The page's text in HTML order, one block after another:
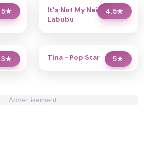
5★ 4.5★
It's Not My Neighbor:
Labubu
★
Up 5★
Tina - Pop Star
Advertisement